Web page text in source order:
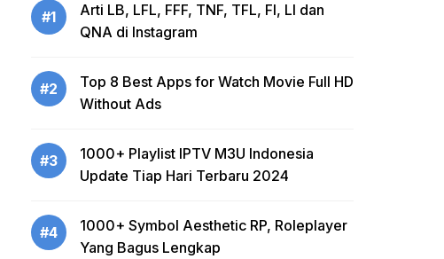
#1
Arti LB, LFL, FFF, TNF, TFL, FI, LI dan
QNA di Instagram
#2
Top 8 Best Apps for Watch Movie Full HD
Without Ads
#3
1000+ Playlist IPTV M3U Indonesia
Update Tiap Hari Terbaru 2024
#4
1000+ Symbol Aesthetic RP, Roleplayer
Yang Bagus Lengkap